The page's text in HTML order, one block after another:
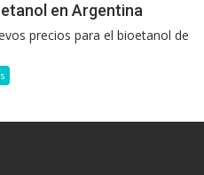
en Argentina
precios para el bioetanol de